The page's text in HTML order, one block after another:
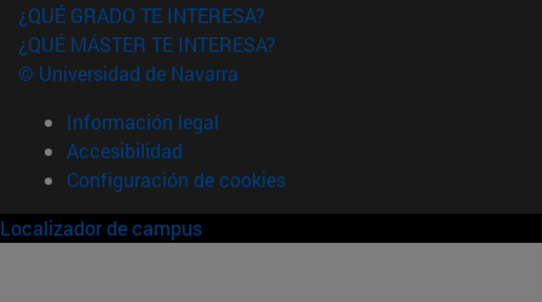
¿QUÉ GRADO TE INTERESA?
¿QUÉ MÁSTER TE INTERESA?
© Universidad de Navarra
Información legal
Accesibilidad
Configuración de cookies
Localizador de campus